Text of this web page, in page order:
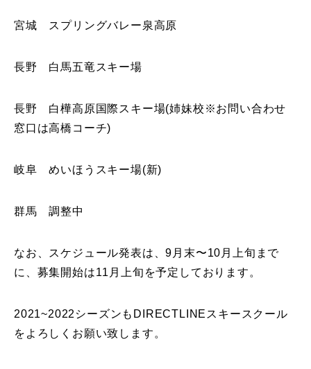
初級2
特別講座
インストラクター一覧
レッスンレポート
宮城 スプリングバレー泉高原
長野 白馬五竜スキー場
長野 白樺高原国際スキー場(姉妹校※お問い合わせ
窓口は高橋コーチ)
岐阜 めいほうスキー場(新)
群馬 調整中
なお、スケジュール発表は、9月末〜10月上旬まで
に、募集開始は11月上旬を予定しております。
2021~2022シーズンもDIRECTLINEスキースクール
をよろしくお願い致します。